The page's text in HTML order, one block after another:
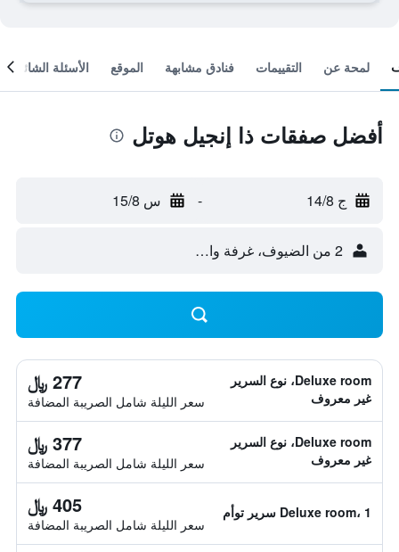
لمحة عن التقييمات فنادق مشابهة الموقع الأسئلة الشائعة
أفضل صفقات ذا إنجيل هوتل
ج 14/8 - س 15/8
2 من الضيوف، غرفة واحدة
Deluxe room، نوع السرير
غير معروف
277 ﷼
سعر الليلة شامل الصريبة المضافة
Deluxe room، نوع السرير
غير معروف
377 ﷼
سعر الليلة شامل الصريبة المضافة
Deluxe room، 1 سرير توأم 405 ﷼
سعر الليلة شامل الصريبة المضافة